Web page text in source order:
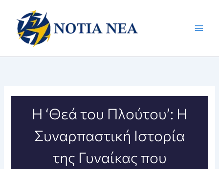
περιεχόμενο
Η ‘Θεά του Πλούτου’: Η
Συναρπαστική Ιστορία
της Γυναίκας που